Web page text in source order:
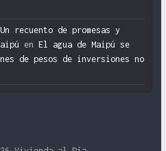
recuento de promesas y
en El agua de Maipú se
de pesos de inversiones no